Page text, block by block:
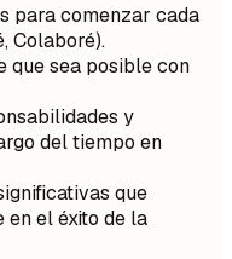
para comenzar cada
Colaboré).
que sea posible con
y
del tiempo en
que
el éxito de la